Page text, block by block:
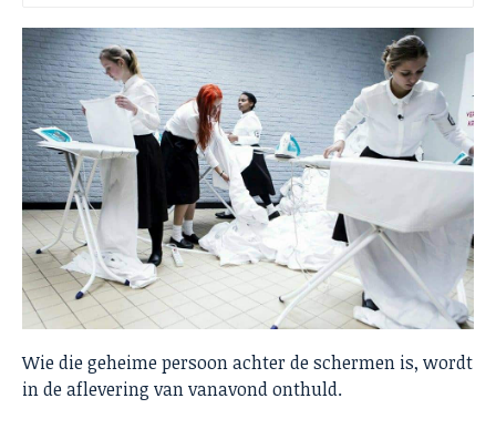
Wie die geheime persoon achter de schermen is, wordt
in de aflevering van vanavond onthuld.